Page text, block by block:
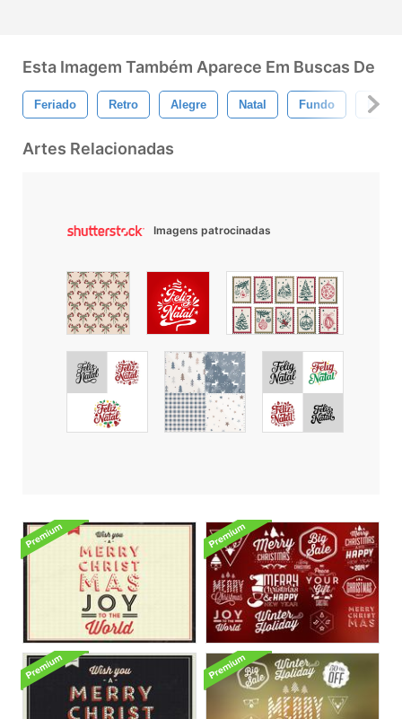
Esta Imagem Também Aparece Em Buscas De
Feriado Retro Alegre Natal Fundo Feliz
Artes Relacionadas
Imagens patrocinadas